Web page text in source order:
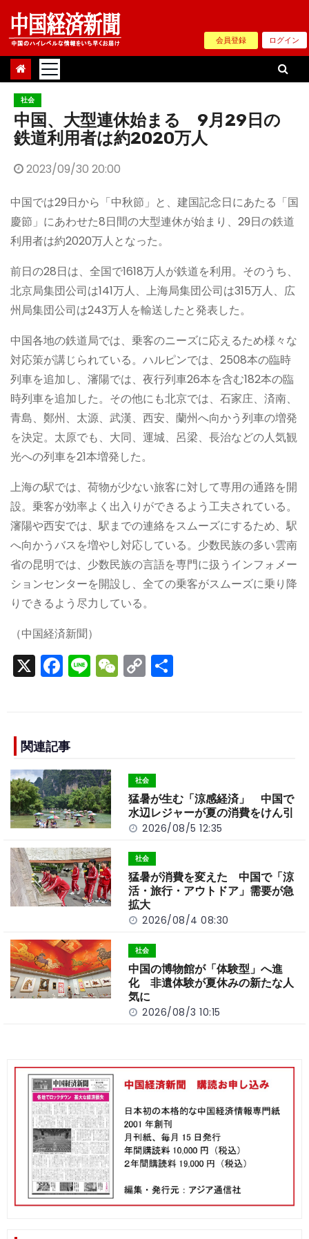
Skip
content
会員登録 ログイン
社会
中国、大型連休始まる 9月29日の
鉄道利用者は約2020万人
2023/09/30 20:00
中国では29日から「中秋節」と、建国記念日にあたる「国
慶節」にあわせた8日間の大型連休が始まり、29日の鉄道
利用者は約2020万人となった。
前日の28日は、全国で1618万人が鉄道を利用。そのうち、
北京局集団公司は141万人、上海局集団公司は315万人、広
州局集団公司は243万人を輸送したと発表した。
中国各地の鉄道局では、乗客のニーズに応えるため様々な
対応策が講じられている。ハルピンでは、2508本の臨時
列車を追加し、瀋陽では、夜行列車26本を含む182本の臨
時列車を追加した。その他にも北京では、石家庄、済南、
青島、鄭州、太源、武漢、西安、蘭州へ向かう列車の増発
を決定。太原でも、大同、運城、呂梁、長治などの人気観
光への列車を21本増発した。
上海の駅では、荷物が少ない旅客に対して専用の通路を開
設。乗客が効率よく出入りができるよう工夫されている。
瀋陽や西安では、駅までの連絡をスムーズにするため、駅
へ向かうバスを増やし対応している。少数民族の多い雲南
省の昆明では、少数民族の言語を専門に扱うインフォメー
ションセンターを開設し、全ての乗客がスムーズに乗り降
りできるよう尽力している。
（中国経済新聞）
X F
a
e
b
o
o
k
Li
n
W
e
C
o
n
k
関連記事
社会
猛暑が生む「涼感経済」 中国で
水辺レジャーが夏の消費をけん引
2026/08/5 12:35
社会
猛暑が消費を変えた 中国で「涼
活・旅行・アウトドア」需要が急
拡大
2026/08/4 08:30
社会
中国の博物館が「体験型」へ進
化 非遺体験が夏休みの新たな人
気に
2026/08/3 10:15